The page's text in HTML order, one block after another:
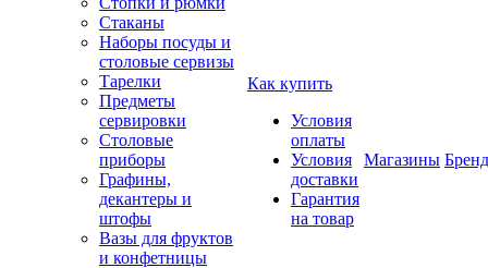
Стаканы
Наборы посуды и
столовые сервизы
Тарелки
Предметы
сервировки
Столовые
приборы
Графины,
декантеры и
штофы
Вазы для фруктов
и конфетницы
Как купить
Условия
оплаты
Условия
доставки
Гарантия
на товар
Магазины